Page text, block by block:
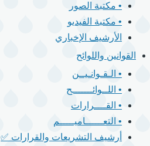
• مكتبة الصور
• مكتبة الفيديو
الأرشيف الإخباري
القوانين واللوائح
• الـقـوانـيــن
• اللــوائـــــــح
• القــــرارات
• التعــــــاميـــــم
أرشيف التشريعات والقرارات ✅